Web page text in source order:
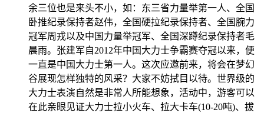
余三位也是来头不小，如：东三省力量举第一人、全国
卧推纪录保持者赵伟，全国硬拉纪录保持者、全国腕力
冠军周戎以及中国力量举冠军、全国深蹲纪录保持者毛
晨雨。张建军自2012年中国大力士争霸赛夺冠以来，便
一直是中国大力士第一人。这次应邀前来，将会在梦幻
谷展现怎样独特的风采？大家不妨拭目以待。世界级的
大力士表演自然是非常人所能想象，活动中，游客可以
在此亲眼见证大力士拉小火车、拉大卡车(10-20吨)、拔